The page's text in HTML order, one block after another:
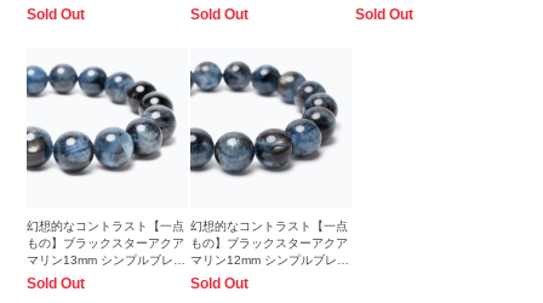
Sold Out Sold Out
レット【鑑別書付き】
Sold Out
幻想的なコントラスト【一点
もの】ブラックスターアクア
マリン13mm シンプルブレス
レット
Sold Out
幻想的なコントラスト【一点
もの】ブラックスターアクア
マリン12mm シンプルブレス
レット
Sold Out